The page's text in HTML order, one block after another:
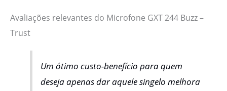
Avaliações relevantes do Microfone GXT 244 Buzz –
Trust
Um ótimo custo-benefício para quem
deseja apenas dar aquele singelo melhora